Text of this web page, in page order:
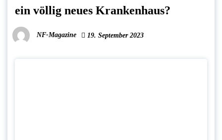
ein völlig neues Krankenhaus?
NF-Magazine 19. September 2023